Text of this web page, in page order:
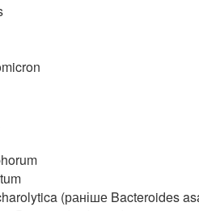
(раніше Bacteroides